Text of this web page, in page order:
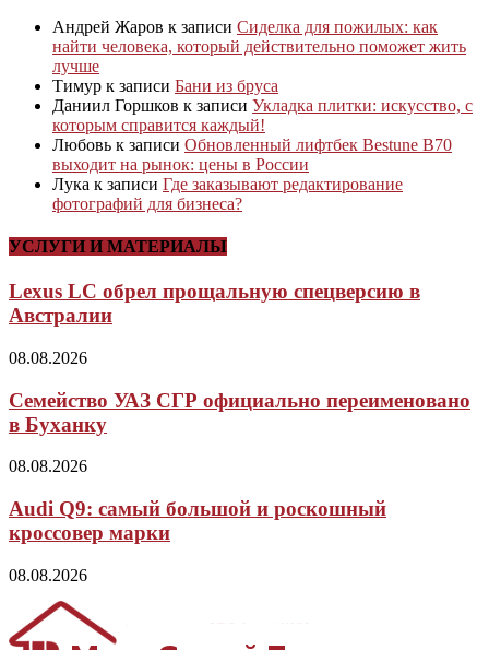
Андрей Жаров к записи Сиделка для пожилых: как
найти человека, который действительно поможет жить
лучше
Тимур к записи Бани из бруса
Даниил Горшков к записи Укладка плитки: искусство, с
которым справится каждый!
Любовь к записи Обновленный лифтбек Bestune B70
выходит на рынок: цены в России
Лука к записи Где заказывают редактирование
фотографий для бизнеса?
УСЛУГИ И МАТЕРИАЛЫ
Lexus LC обрел прощальную спецверсию в
Австралии
08.08.2026
Семейство УАЗ СГР официально переименовано
в Буханку
08.08.2026
Audi Q9: самый большой и роскошный
кроссовер марки
08.08.2026